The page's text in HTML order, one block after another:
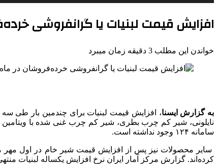
افزایش قیمت لبنیات یا گرانفروشی
خواندن این مطلب 3 دقیقه زمان میبرد
به گزارش ایسنا
سامانه ۱۲۴ وجود نداشته است.
سایر محصولات نیز پس از افزایش قیمت شیر خام در اول مهر
کرده‌اند. گزارش مرکز آمار ایران نرخ افزایش یکساله لبنیات منتهی به دی ماه سال جاری (۱۴۰۳) را ۲۰.۶